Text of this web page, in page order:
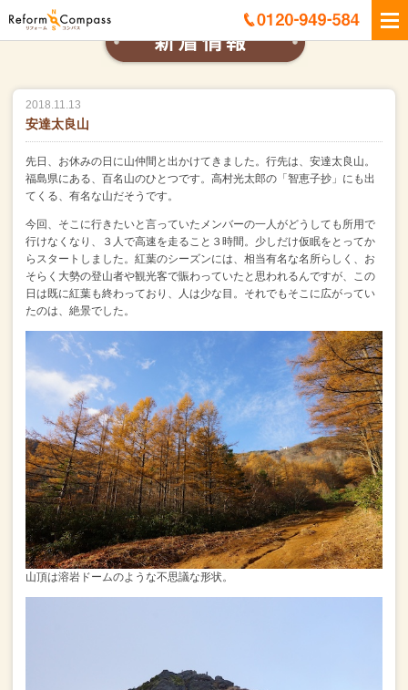
2018.11.13
安達太良山
先日、お休みの日に山仲間と出かけてきました。 行先は、安達太良山。
福島県にある、百名山のひとつです。 高村光太郎の「智恵子抄」にも出
てくる、有名な山だそうです。
今回、そこに行きたいと言っていたメンバーの一人がどうしても所用で
行けなくなり、
３人で高速を走ること３時間。 少しだけ仮眠をとってか
らスタートしました。 紅葉のシーズンには、相当有名な名所らしく、 お
そらく大勢の登山者や観光客で賑わっていたと思われるんですが、 この
日は既に紅葉も終わっており、人は少な目。 それでもそこに広がってい
たのは、絶景でした。
山頂は溶岩ドームのような不思議な形状。